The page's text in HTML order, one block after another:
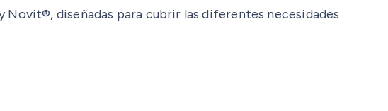
diseñadas para cubrir las diferentes necesidades